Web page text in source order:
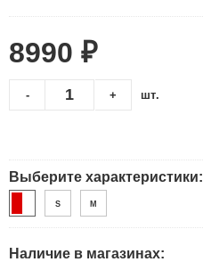
8990 ₽
+
- шт.
Выберите характеристики:
S M
Наличие в магазинах: